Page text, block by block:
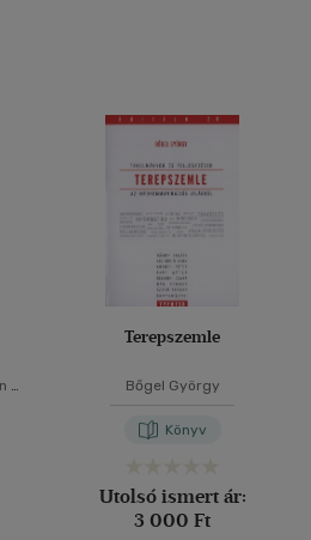
-
Terepszemle
Bőgel György
Könyv
Utolsó ismert ár:
3 000 Ft